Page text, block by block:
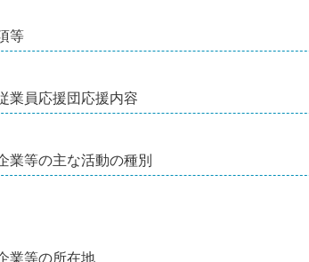
等
業員応援団応援内容
業等の主な活動の種別
業等の所在地